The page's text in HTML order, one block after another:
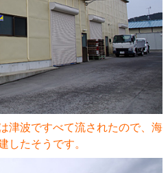
津波ですべて流されたので、海
したそうです。